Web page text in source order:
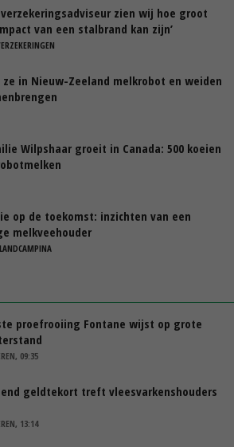
verzekeringsadviseur zien wij hoe groot
van een stalbrand kan zijn’
ze in Nieuw-Zeeland melkrobot en weiden
Wilpshaar groeit in Canada: 500 koeien
op de toekomst: inzichten van een
melkveehouder
proefrooiing Fontane wijst op grote
09:35
geldtekort treft vleesvarkenshouders
13:14